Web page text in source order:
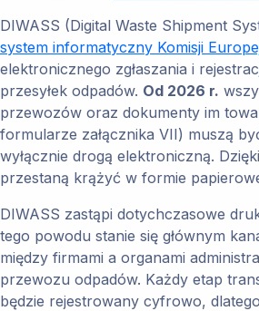
DIWASS (Digital Waste Shipment
system informatyczny Komisji
elektronicznego zgłaszania i
przesyłek odpadów. Od 2026 r.
przewozów oraz dokumenty im
formularze załącznika VII) muszą
wyłącznie drogą elektroniczną.
przestaną krążyć w formie
DIWASS zastąpi dotychczasowe
tego powodu stanie się głównym
między firmami a organami
przewozu odpadów. Każdy etap
będzie rejestrowany cyfrowo,